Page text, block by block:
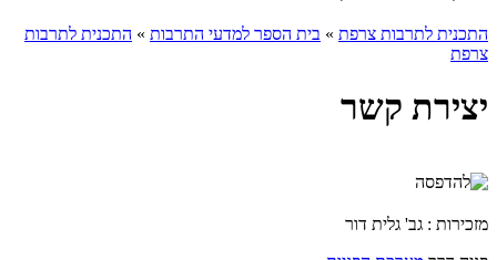
התכנית לתרבות צרפת » בית הספר למדעי התרבות » התכנית לתרבות
צרפת
יצירת קשר
מזכירות : גב' גלית דור